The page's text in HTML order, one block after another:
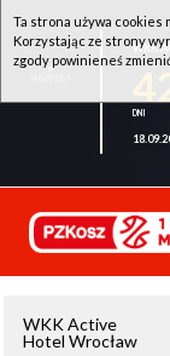
WKK
WKK Active
Hotel Wrocław
Ta strona używa cookies
Korzystając ze strony
zgody powinieneś